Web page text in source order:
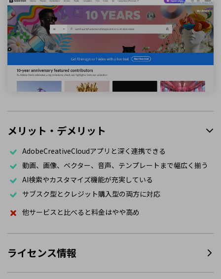
メリット・デメリット
AdobeCreativeCloudアプリと深く連携できる
動画、画像、ベクター、音声、テンプレートまで幅広く揃う
AI検索やカスタマイズ機能が充実している
サブスク型とクレジット購入型の両方に対応
他サービスと比べると料金はやや高め
ライセンス情報